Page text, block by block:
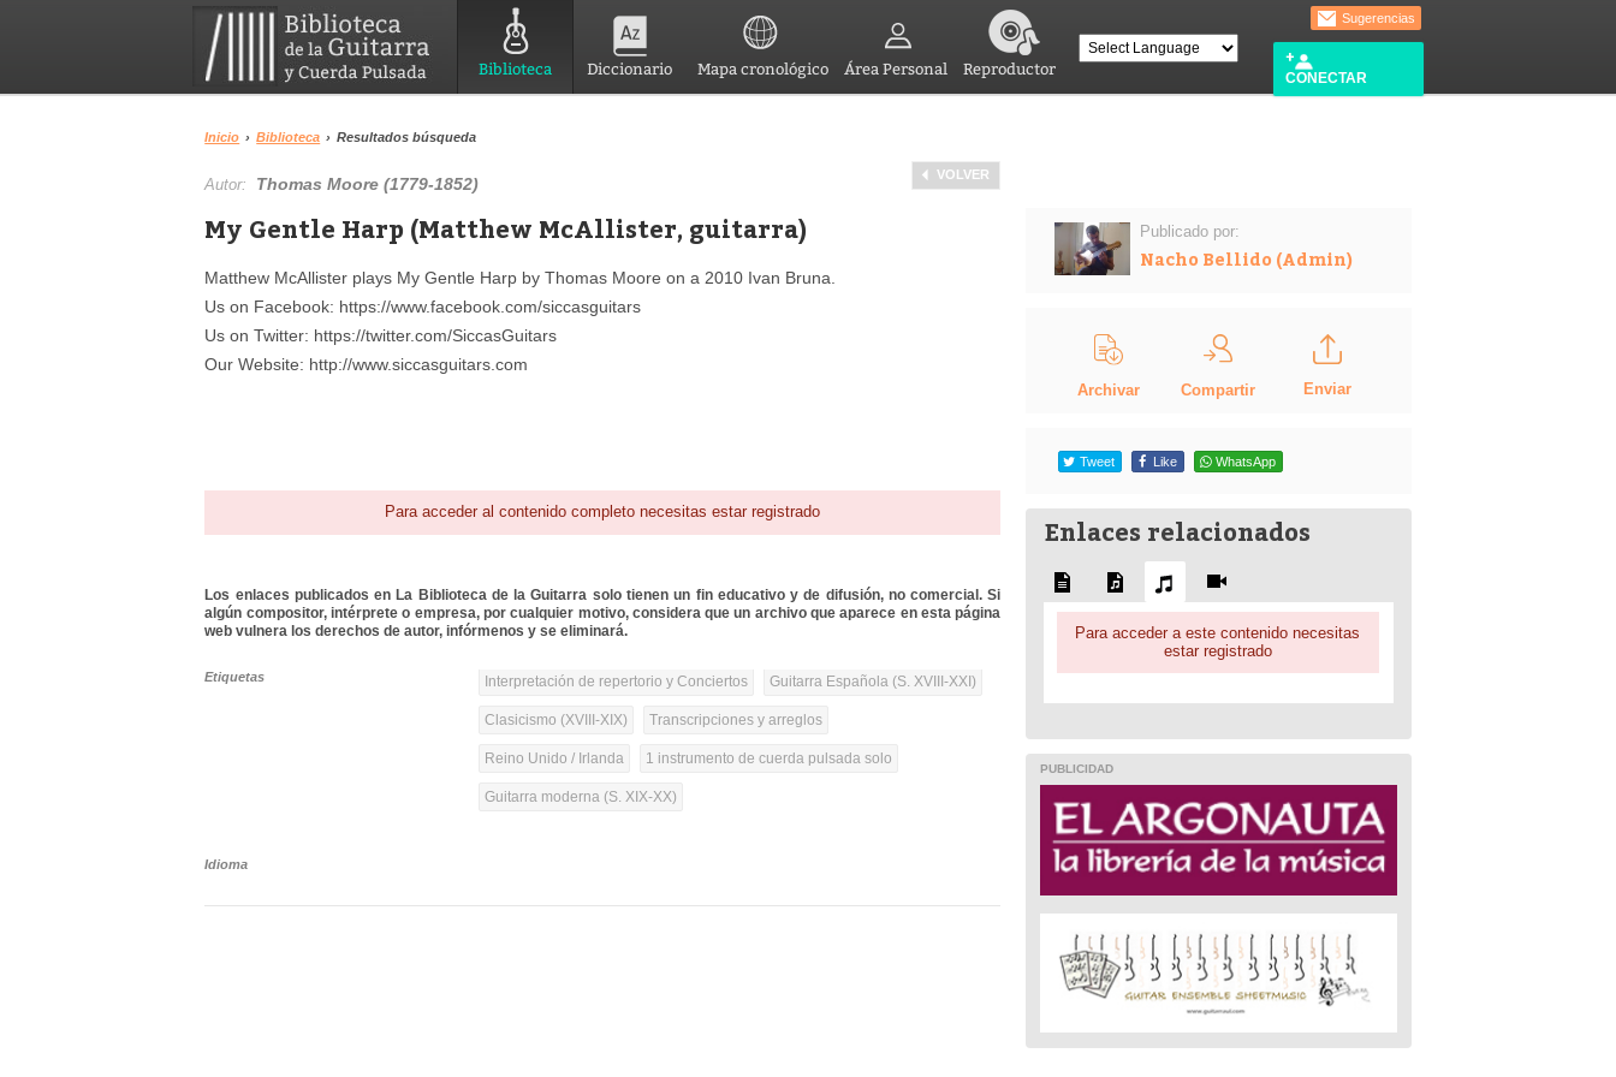
Biblioteca Diccionario Mapa cronológico Área Personal Reproductor
Sugerencias
CONECTAR
Inicio › Biblioteca › Resultados búsqueda
VOLVER
Autor: Thomas Moore (1779-1852)
My Gentle Harp (Matthew McAllister, guitarra)
Matthew McAllister plays My Gentle Harp by Thomas Moore on a 2010 Ivan Bruna.
Us on Facebook: https://www.facebook.com/siccasguitars
Us on Twitter: https://twitter.com/SiccasGuitars
Our Website: http://www.siccasguitars.com
Para acceder al contenido completo necesitas estar registrado
Los enlaces publicados en La Biblioteca de la Guitarra solo tienen un fin educativo y de difusión, no comercial. Si
algún compositor, intérprete o empresa, por cualquier motivo, considera que un archivo que aparece en esta página
web vulnera los derechos de autor, infórmenos y se eliminará.
Etiquetas Interpretación de repertorio y Conciertos Guitarra Española (S. XVIII-XXI)
Clasicismo (XVIII-XIX) Transcripciones y arreglos
Reino Unido / Irlanda 1 instrumento de cuerda pulsada solo
Guitarra moderna (S. XIX-XX)
Idioma
Publicado por:
Nacho Bellido (Admin)
Archivar Compartir Enviar
Tweet Like WhatsApp
Enlaces relacionados
Para acceder a este contenido necesitas
estar registrado
PUBLICIDAD